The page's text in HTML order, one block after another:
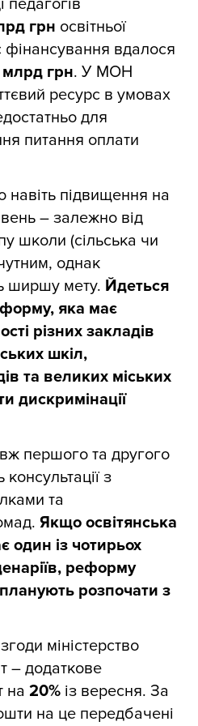
педагогів
грн освітньої
фінансування вдалося
грн. У МОН
ресурс в умовах
для
питання оплати
підвищення на
– залежно від
школи (сільська чи
однак
ширшу мету. Йдеться
яка має
різних закладів
шкіл,
та великих міських
дискримінації
першого та другого
з
та
Якщо освітянська
один із чотирьох
реформу
розпочати з
міністерство
– додаткове
на 20% із вересня. За
на це передбачені